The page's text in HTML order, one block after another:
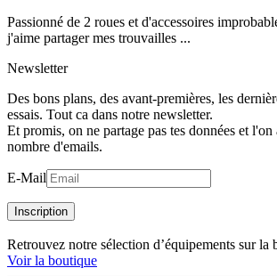
Passionné de 2 roues et d'accessoires
j'aime partager mes trouvailles ...
Newsletter
Des bons plans, des avant-premières, les
essais. Tout ca dans notre newsletter.
Et promis, on ne partage pas tes données et l'on
nombre d'emails.
E-Mail
Inscription
Retrouvez notre sélection d’équipements sur la
Voir la boutique